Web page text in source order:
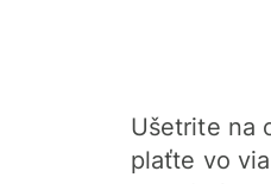
Ušetrite na
plaťte vo